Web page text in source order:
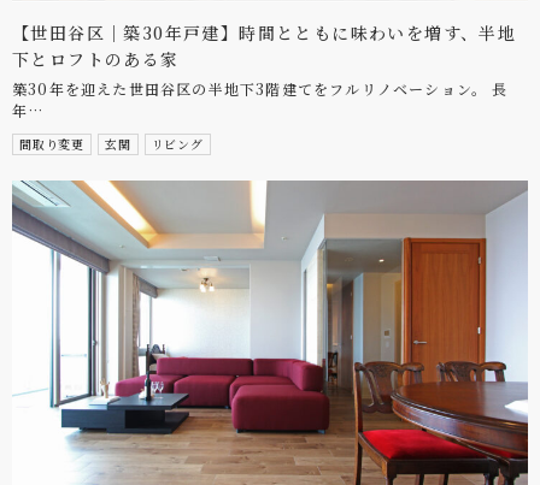
【世田谷区｜築30年戸建】時間とともに味わいを増す、半地
下とロフトのある家
築30年を迎えた世田谷区の半地下3階建てをフルリノベーション。 長
年…
間取り変更 玄関 リビング